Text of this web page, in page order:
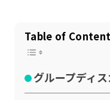
公式
Table of
グループディ